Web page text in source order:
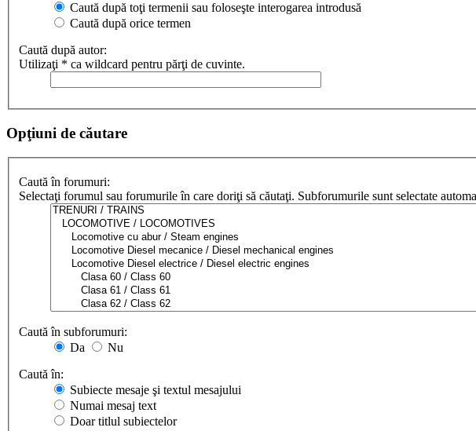
Caută după toţi termenii sau foloseşte interogarea introdusă
Caută după orice termen
Caută după autor:
Utilizaţi * ca wildcard pentru părţi de cuvinte.
Opţiuni de căutare
Caută în forumuri:
Selectaţi forumul sau forumurile în care doriţi să căutaţi. Subforumurile sunt selectate
Caută în subforumuri:
Da
Nu
Caută în:
Subiecte mesaje şi textul mesajului
Numai mesaj text
Doar titlul subiectelor